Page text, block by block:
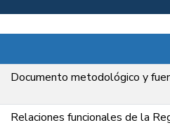
Documento metodológico y
Relaciones funcionales de la